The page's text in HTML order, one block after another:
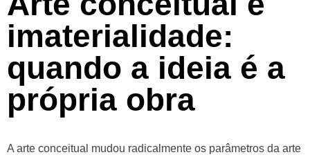
imaterialidade:
quando a ideia é a
própria obra
A arte conceitual mudou radicalmente os parâmetros da arte